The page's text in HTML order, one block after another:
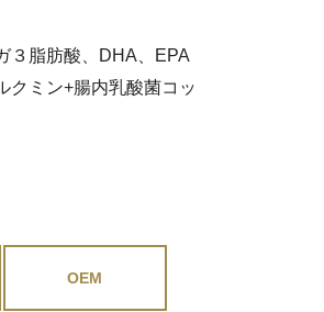
３脂肪酸、DHA、EPA
クミン+腸内乳酸菌コッ
OEM